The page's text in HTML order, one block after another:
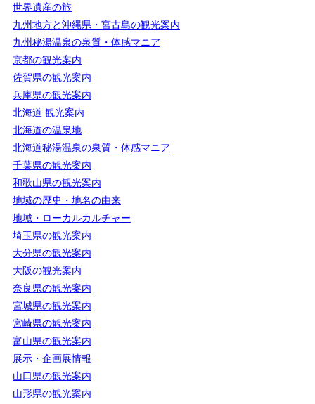
世界遺産の旅
九州地方と沖縄県・宮古島の観光案内
九州秘湯温泉の泉質・体感マニア
京都の観光案内
佐賀県の観光案内
兵庫県の観光案内
北海道 観光案内
北海道の温泉地
北海道秘湯温泉の泉質・体感マニア
千葉県の観光案内
和歌山県の観光案内
地域の歴史・地名の由来
地域・ローカルカルチャー
埼玉県の観光案内
大分県の観光案内
大阪の観光案内
奈良県の観光案内
宮城県の観光案内
宮崎県の観光案内
富山県の観光案内
展示・企画展情報
山口県の観光案内
山形県の観光案内